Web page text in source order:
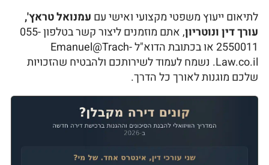
לתיאום ייעוץ משפטי מקצועי ואישי עם עמנואל טראץ',
עורך דין ונוטריון
, אתם מוזמנים ליצור קשר בטלפון 055-
2550011 או בכתובת הדוא"ל Emanuel@Trach-
Law.co.il. נשמח לעמוד לשירותכם ולהבטיח שהזכויות
שלכם מוגנות לאורך כל הדרך.